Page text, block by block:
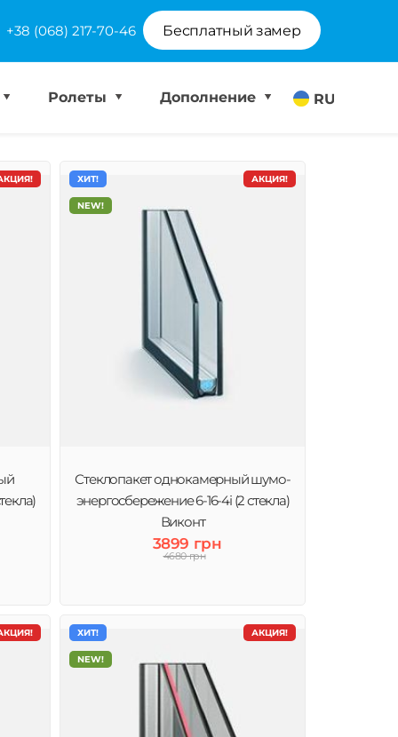
+38 (068) 217-70-46 Бесплатный замер
RU
Ролеты Дополнение
АКЦИЯ!
ХИТ!
NEW!
Стеклопакет однокамерный шумо-
энергосбережение 6-16-4і (2 стекла)
Виконт
3899 грн
4680 грн
АКЦИЯ!
ХИТ!
NEW!